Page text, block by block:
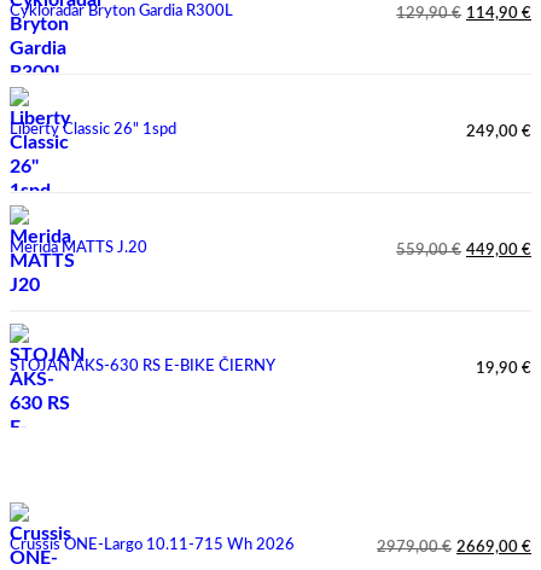
Cykloradar Bryton Gardia R300L 129,90€
Pôvodná
cena
bola:
129,90 €.
114,90 €
Aktuálna
cena
je:
114,90 €.
Liberty Classic 26" 1spd 249,00 €
Merida MATTS J.20 559,00€
Pôvodná
cena
559,00 €.
449,00 €
Aktuálna
cena
449,00 €.
STOJAN AKS-630 RS E-BIKE ČIERNY 19,90 €
Crussis ONE-Largo 10.11-715 Wh 2026 2979,00€
Pôvodná
2669,00 €
Aktuálna